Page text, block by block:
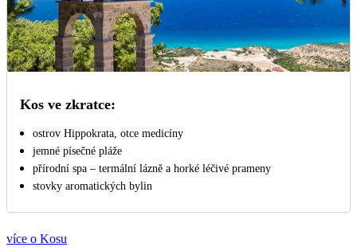
Kos ve zkratce:
ostrov Hippokrata, otce medicíny
jemné písečné pláže
přírodní spa – termální lázně a horké léčivé prameny
stovky aromatických bylin
více o Kosu